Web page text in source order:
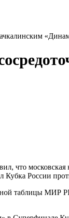
что
Кубка России
таблицы